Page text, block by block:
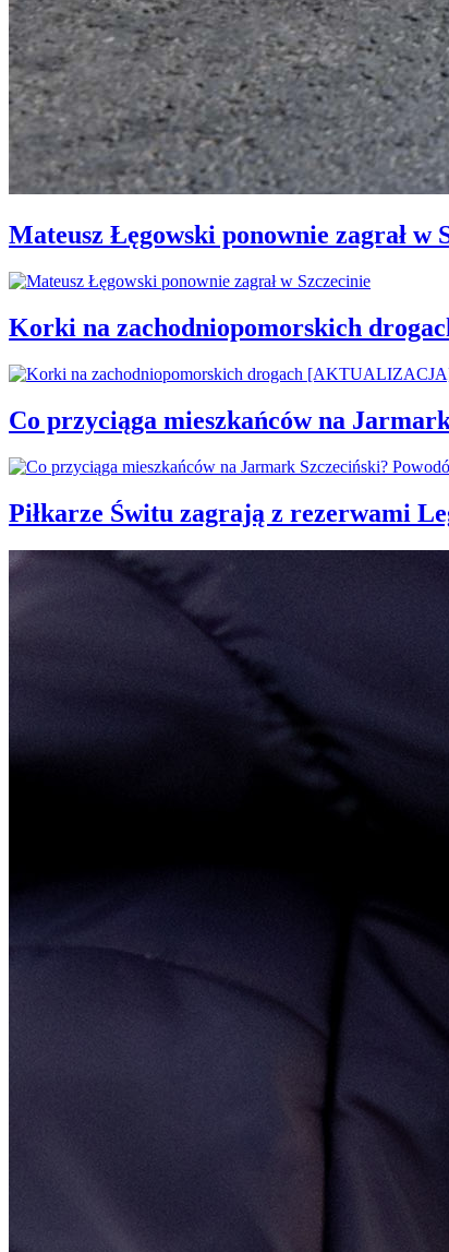
Mateusz Łęgowski ponownie zagrał w
Korki na zachodniopomorskich
Co przyciąga mieszkańców na
Piłkarze Świtu zagrają z rezerwami